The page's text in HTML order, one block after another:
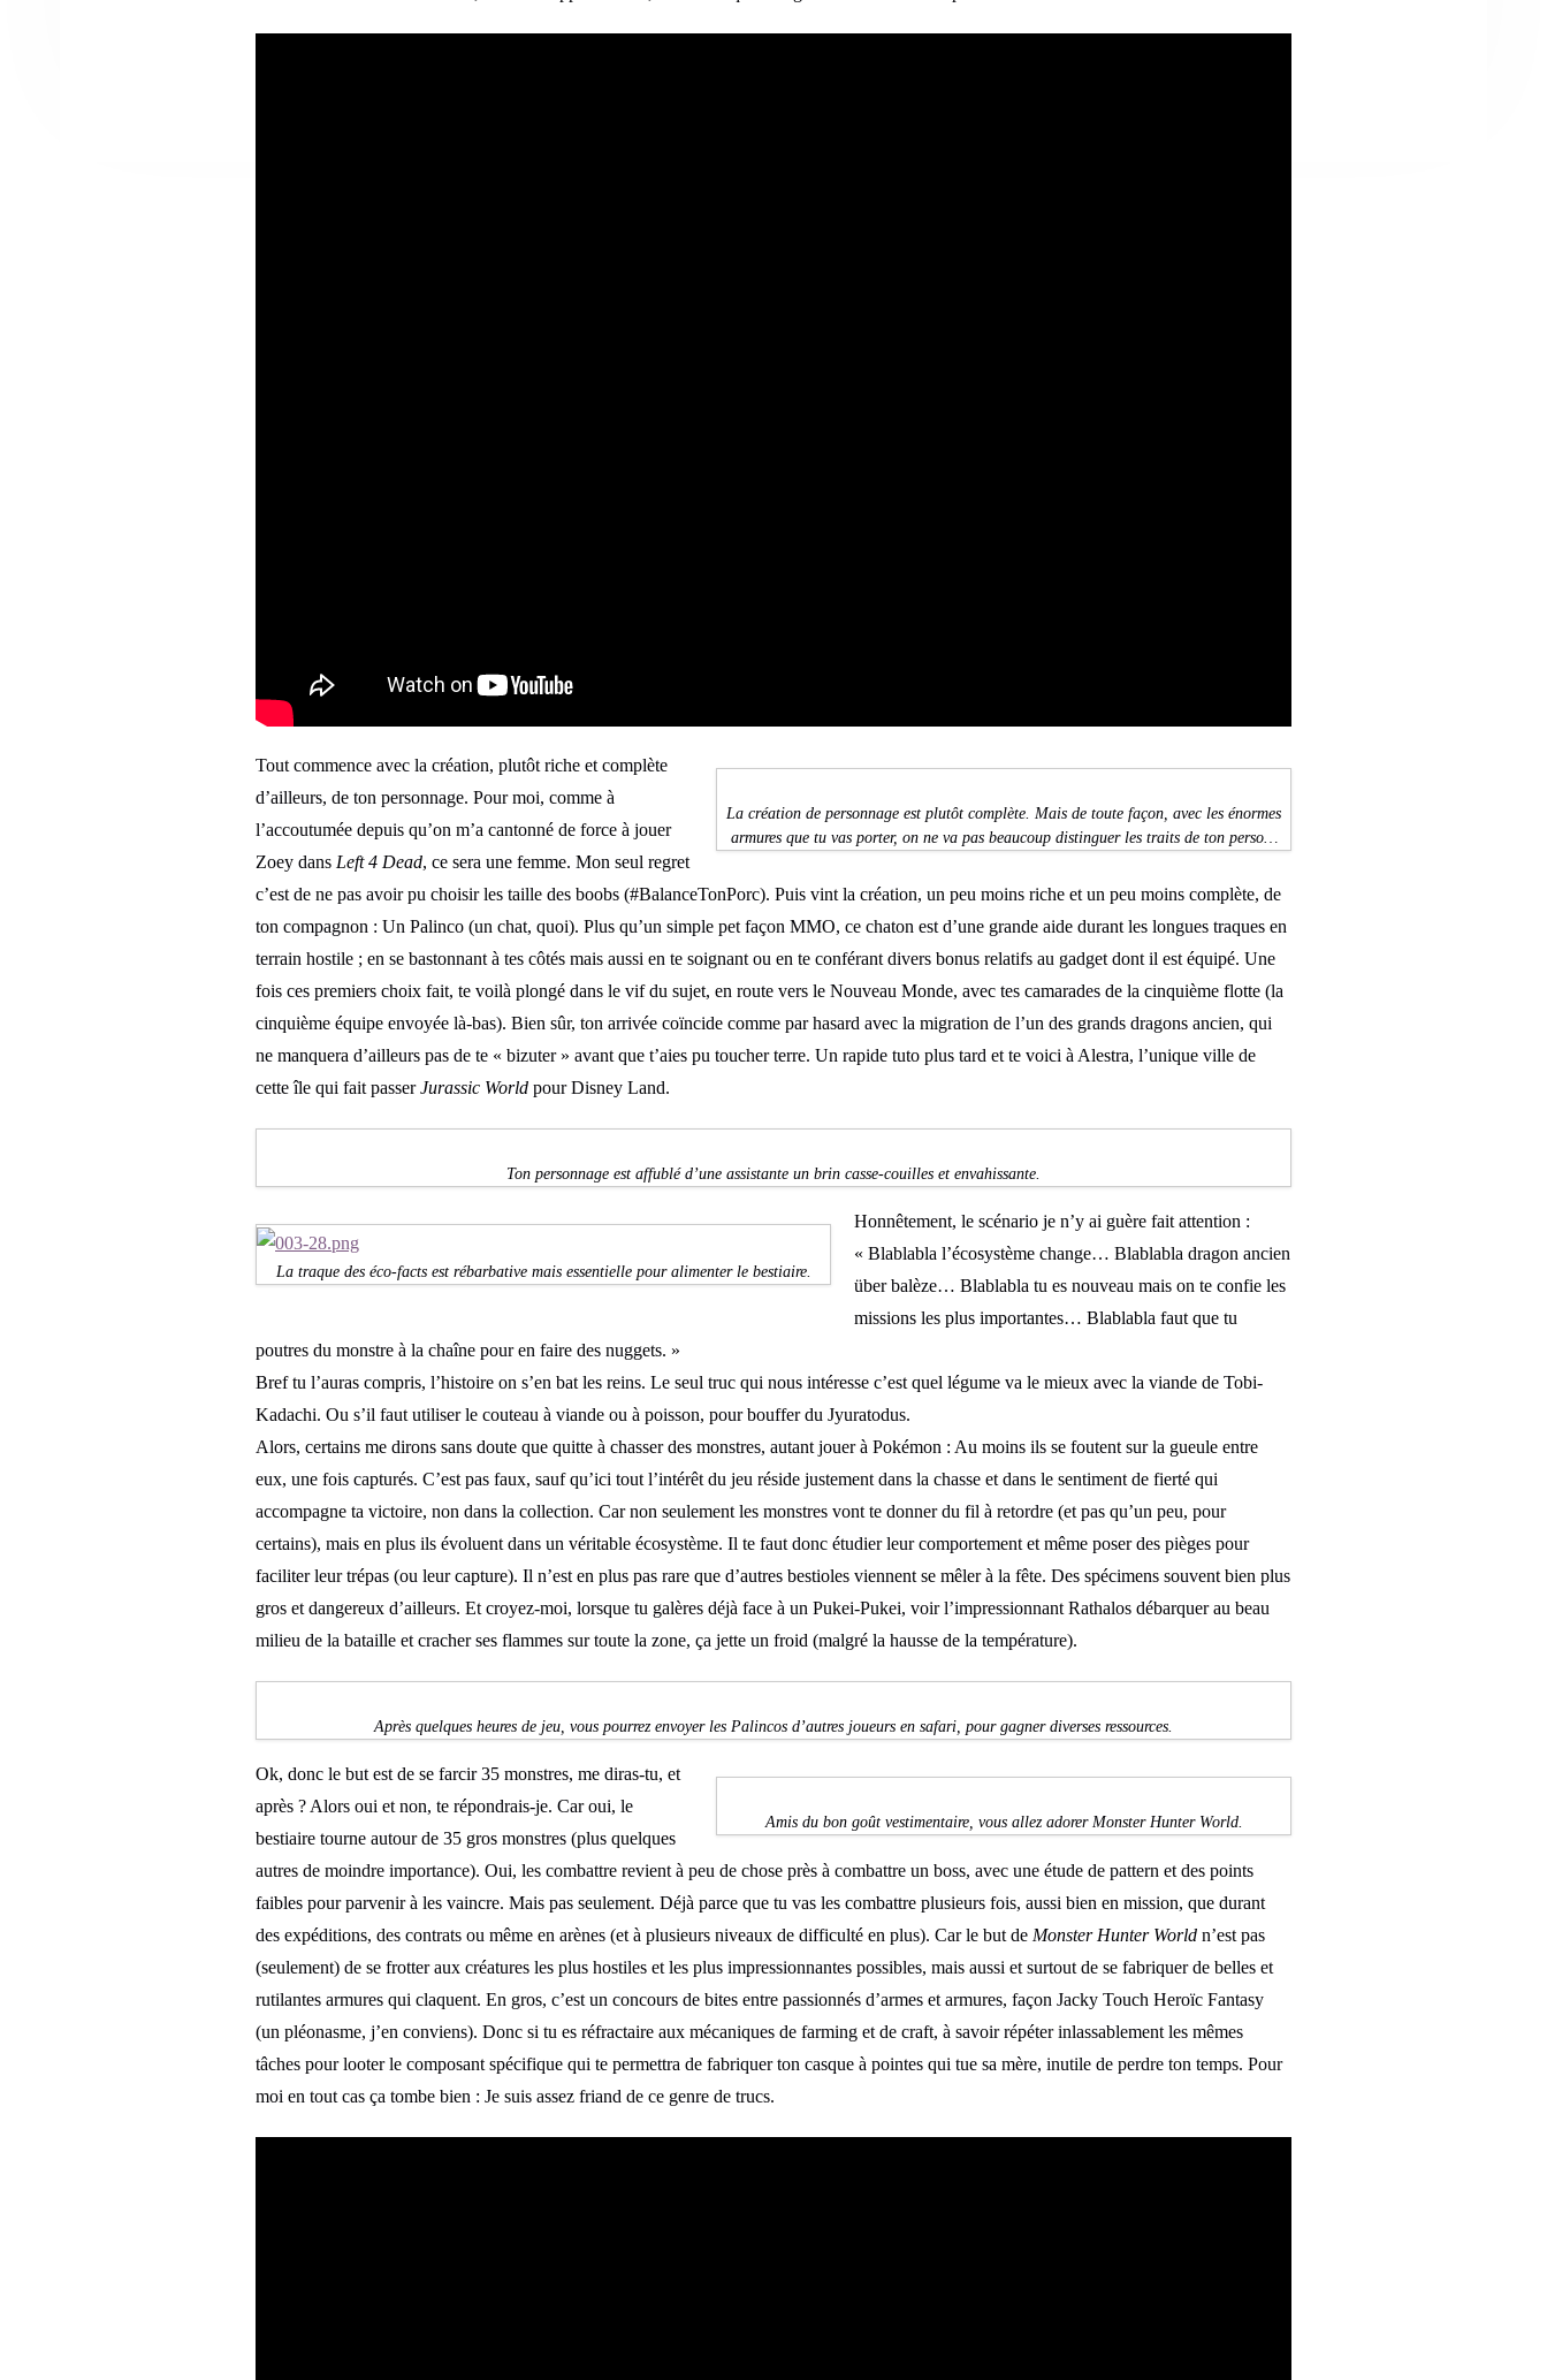
La création de personnage est plutôt complète. Mais de toute façon, avec les énormes
armures que tu vas porter, on ne va pas beaucoup distinguer les traits de ton perso…
Tout commence avec la création, plutôt riche et complète
d’ailleurs, de ton personnage. Pour moi, comme à
l’accoutumée depuis qu’on m’a cantonné de force à jouer
Zoey dans Left 4 Dead, ce sera une femme. Mon seul regret
c’est de ne pas avoir pu choisir les taille des boobs (#BalanceTonPorc). Puis vint la création, un peu moins riche et un peu moins complète, de
ton compagnon : Un Palinco (un chat, quoi). Plus qu’un simple pet façon MMO, ce chaton est d’une grande aide durant les longues traques en
terrain hostile ; en se bastonnant à tes côtés mais aussi en te soignant ou en te conférant divers bonus relatifs au gadget dont il est équipé. Une
fois ces premiers choix fait, te voilà plongé dans le vif du sujet, en route vers le Nouveau Monde, avec tes camarades de la cinquième flotte (la
cinquième équipe envoyée là-bas). Bien sûr, ton arrivée coïncide comme par hasard avec la migration de l’un des grands dragons ancien, qui
ne manquera d’ailleurs pas de te « bizuter » avant que t’aies pu toucher terre. Un rapide tuto plus tard et te voici à Alestra, l’unique ville de
cette île qui fait passerJurassic World pour Disney Land.
Ton personnage est affublé d’une assistante un brin casse-couilles et envahissante.
La traque des éco-facts est rébarbative mais essentielle pour alimenter le bestiaire.
Honnêtement, le scénario je n’y ai guère fait attention :
« Blablabla l’écosystème change… Blablabla dragon ancien
über balèze… Blablabla tu es nouveau mais on te confie les
missions les plus importantes… Blablabla faut que tu
poutres du monstre à la chaîne pour en faire des nuggets. »
Bref tu l’auras compris, l’histoire on s’en bat les reins. Le seul truc qui nous intéresse c’est quel légume va le mieux avec la viande de Tobi-
Kadachi. Ou s’il faut utiliser le couteau à viande ou à poisson, pour bouffer du Jyuratodus.
Alors, certains me dirons sans doute que quitte à chasser des monstres, autant jouer à Pokémon : Au moins ils se foutent sur la gueule entre
eux, une fois capturés. C’est pas faux, sauf qu’ici tout l’intérêt du jeu réside justement dans la chasse et dans le sentiment de fierté qui
accompagne ta victoire, non dans la collection. Car non seulement les monstres vont te donner du fil à retordre (et pas qu’un peu, pour
certains), mais en plus ils évoluent dans un véritable écosystème. Il te faut donc étudier leur comportement et même poser des pièges pour
faciliter leur trépas (ou leur capture). Il n’est en plus pas rare que d’autres bestioles viennent se mêler à la fête. Des spécimens souvent bien plus
gros et dangereux d’ailleurs. Et croyez-moi, lorsque tu galères déjà face à un Pukei-Pukei, voir l’impressionnant Rathalos débarquer au beau
milieu de la bataille et cracher ses flammes sur toute la zone, ça jette un froid (malgré la hausse de la température).
Après quelques heures de jeu, vous pourrez envoyer les Palincos d’autres joueurs en safari, pour gagner diverses ressources.
Amis du bon goût vestimentaire, vous allez adorer Monster Hunter World.
Ok, donc le but est de se farcir 35 monstres, me diras-tu, et
après ? Alors oui et non, te répondrais-je. Car oui, le
bestiaire tourne autour de 35 gros monstres (plus quelques
autres de moindre importance). Oui, les combattre revient à peu de chose près à combattre un boss, avec une étude de pattern et des points
faibles pour parvenir à les vaincre. Mais pas seulement. Déjà parce que tu vas les combattre plusieurs fois, aussi bien en mission, que durant
des expéditions, des contrats ou même en arènes (et à plusieurs niveaux de difficulté en plus). Car le but de Monster Hunter World n’est pas
(seulement) de se frotter aux créatures les plus hostiles et les plus impressionnantes possibles, mais aussi et surtout de se fabriquer de belles et
rutilantes armures qui claquent. En gros, c’est un concours de bites entre passionnés d’armes et armures, façon Jacky Touch Heroïc Fantasy
(un pléonasme, j’en conviens). Donc si tu es réfractaire aux mécaniques de farming et de craft, à savoir répéter inlassablement les mêmes
tâches pour looter le composant spécifique qui te permettra de fabriquer ton casque à pointes qui tue sa mère, inutile de perdre ton temps. Pour
moi en tout cas ça tombe bien : Je suis assez friand de ce genre de trucs.